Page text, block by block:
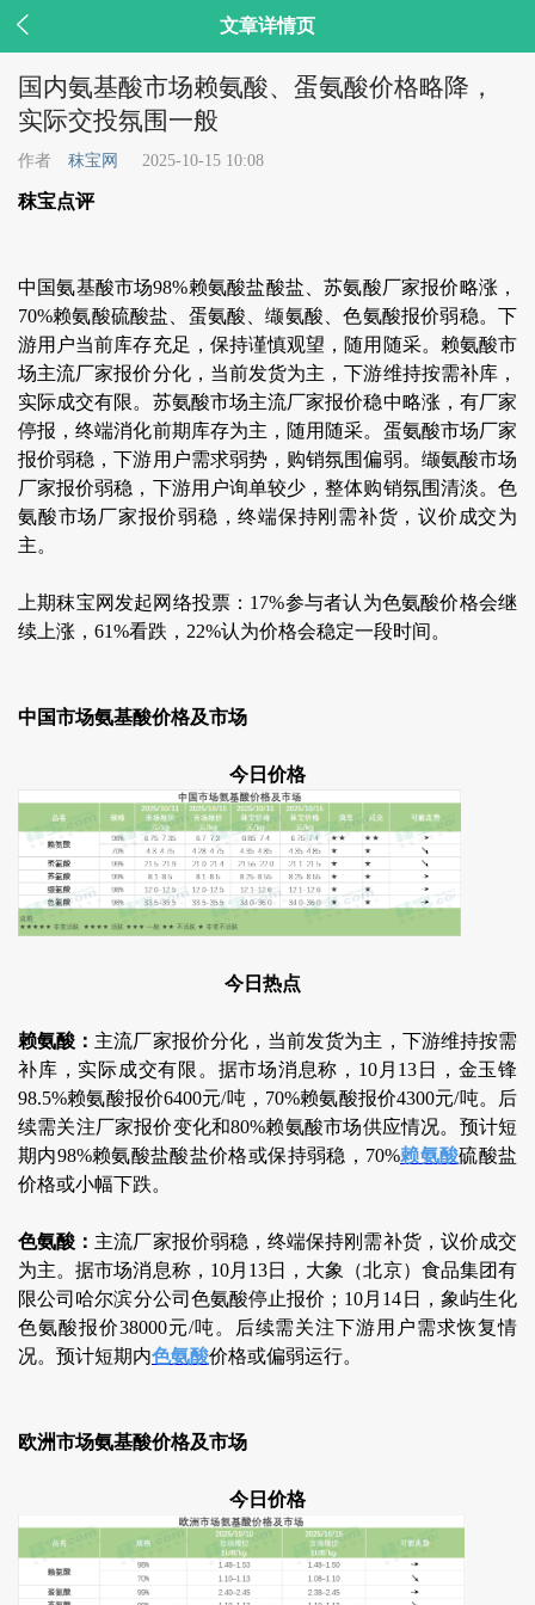
 文章详情页
国内氨基酸市场赖氨酸、蛋氨酸价格略降，
实际交投氛围一般
作者 秣宝网 2025-10-15 10:08
秣宝点评
中国氨基酸市场98%赖氨酸盐酸盐、苏氨酸厂家报价略涨，
70%赖氨酸硫酸盐、蛋氨酸、缬氨酸、色氨酸报价弱稳。下
游用户当前库存充足，保持谨慎观望，随用随采。赖氨酸市
场主流厂家报价分化，当前发货为主，下游维持按需补库，
实际成交有限。苏氨酸市场主流厂家报价稳中略涨，有厂家
停报，终端消化前期库存为主，随用随采。蛋氨酸市场厂家
报价弱稳，下游用户需求弱势，购销氛围偏弱。缬氨酸市场
厂家报价弱稳，下游用户询单较少，整体购销氛围清淡。色
氨酸市场厂家报价弱稳，终端保持刚需补货，议价成交为
主。
上期秣宝网发起网络投票：17%参与者认为色氨酸价格会继
续上涨，61%看跌，22%认为价格会稳定一段时间。
中国市场氨基酸价格及市场
今日价格
今日热点
赖氨酸： 主流厂家报价分化，当前发货为主，下游维持按需
补库，实际成交有限。据市场消息称，10月13日，金玉锋
98.5%赖氨酸报价6400元/吨，70%赖氨酸报价4300元/吨。后
续需关注厂家报价变化和80%赖氨酸市场供应情况。预计短
期内98%赖氨酸盐酸盐价格或保持弱稳，70%赖氨酸硫酸盐
价格或小幅下跌。
色氨酸： 主流厂家报价弱稳，终端保持刚需补货，议价成交
为主。据市场消息称，10月13日，大象（北京）食品集团有
限公司哈尔滨分公司色氨酸停止报价；10月14日，象屿生化
色氨酸报价38000元/吨。后续需关注下游用户需求恢复情
况。预计短期内色氨酸价格或偏弱运行。
欧洲市场氨基酸价格及市场
今日价格